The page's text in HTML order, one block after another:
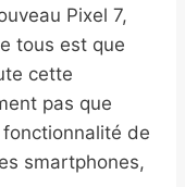
Pixel 7,
tous est que
cette
pas que
de
smartphones,